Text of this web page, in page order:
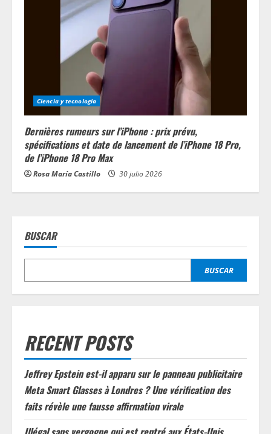
Ciencia y tecnologia
Dernières rumeurs sur l’iPhone : prix prévu,
spécifications et date de lancement de l’iPhone 18 Pro,
de l’iPhone 18 Pro Max
Rosa María Castillo 30 julio 2026
BUSCAR
BUSCAR
RECENT POSTS
Jeffrey Epstein est-il apparu sur le panneau publicitaire
Meta Smart Glasses à Londres ? Une vérification des
faits révèle une fausse affirmation virale